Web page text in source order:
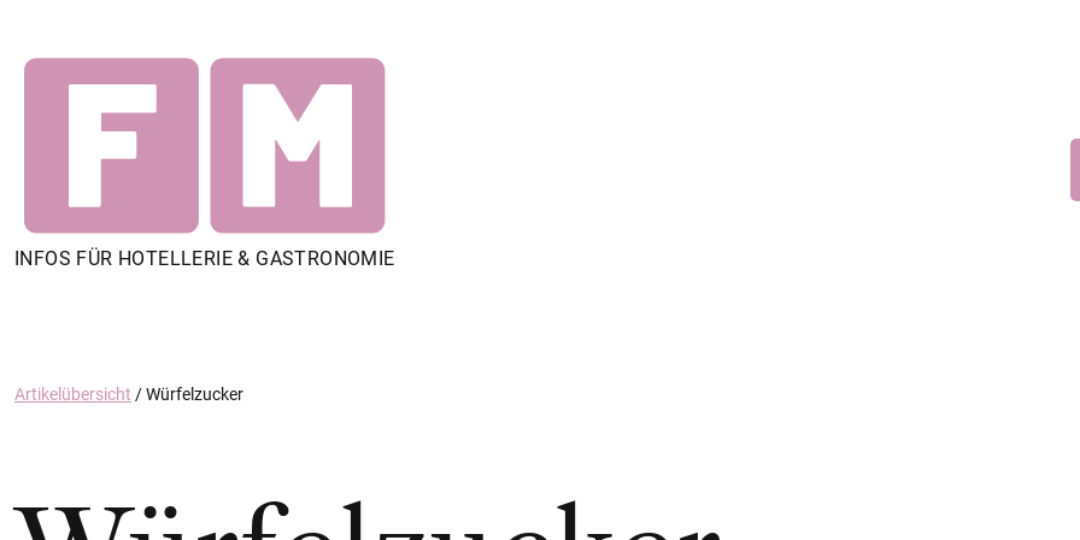
INFOS FÜR HOTELLERIE & GASTRONOMIE
Artikelübersicht /Würfelzucker